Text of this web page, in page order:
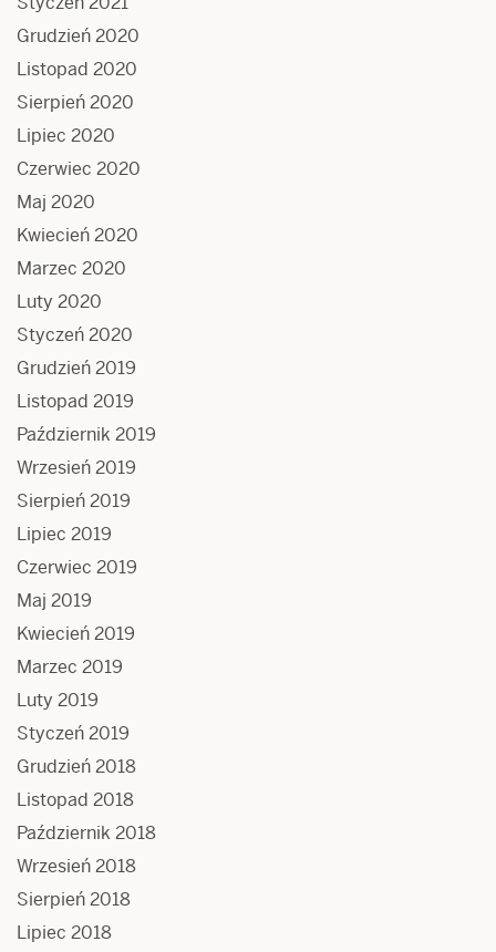
Grudzień 2020
Listopad 2020
Sierpień 2020
Lipiec 2020
Czerwiec 2020
Maj 2020
Kwiecień 2020
Marzec 2020
Luty 2020
Styczeń 2020
Grudzień 2019
Listopad 2019
Październik 2019
Wrzesień 2019
Sierpień 2019
Lipiec 2019
Czerwiec 2019
Maj 2019
Kwiecień 2019
Marzec 2019
Luty 2019
Styczeń 2019
Grudzień 2018
Listopad 2018
Październik 2018
Wrzesień 2018
Sierpień 2018
Lipiec 2018